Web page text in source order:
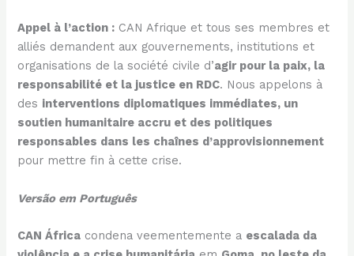
Appel à l’action : CAN Afrique et tous ses membres et
alliés demandent aux gouvernements, institutions et
organisations de la société civile d’agir pour la paix, la
responsabilité et la justice en RDC. Nous appelons à
des interventions diplomatiques immédiates, un
soutien humanitaire accru et des politiques
responsables dans les chaînes d’approvisionnement
pour mettre fin à cette crise.
Versão em Português
CAN África condena veementemente a escalada da